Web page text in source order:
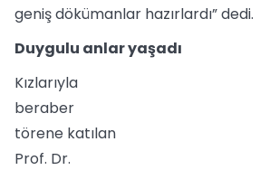
geniş dökümanlar hazırlardı” dedi.
Duygulu anlar yaşadı
Kızlarıyla
beraber
törene katılan
Prof. Dr.